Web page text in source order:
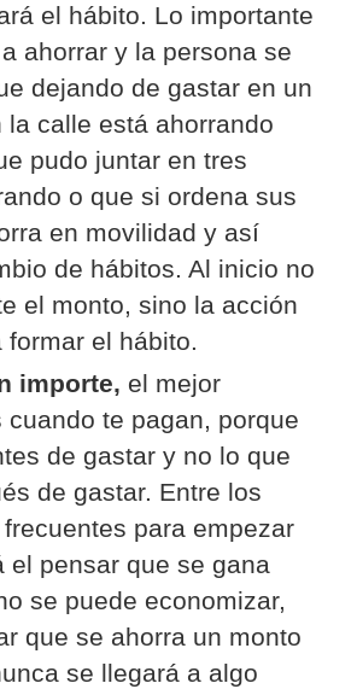
el hábito. Lo importante
ahorrar y la persona se
dejando de gastar en un
la calle está ahorrando
pudo juntar en tres
o que si ordena sus
en movilidad y así
de hábitos. Al inicio no
el monto, sino la acción
formar el hábito.
importe, el mejor
cuando te pagan, porque
de gastar y no lo que
de gastar. Entre los
para empezar
el pensar que se gana
se puede economizar,
que se ahorra un monto
se llegará a algo